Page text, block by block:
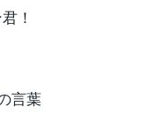
！
言葉